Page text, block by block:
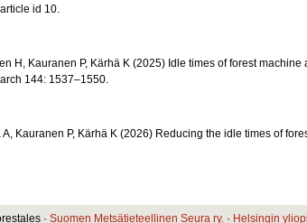
id 10.
H, Kauranen P, Kärhä K (2025) Idle times of forest
144: 1537–1550.
Kauranen P, Kärhä K (2026) Reducing the idle times of
· Suomen Metsätieteellinen Seura ry. · Helsingin